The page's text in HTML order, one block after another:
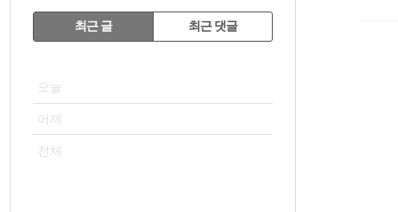
RECENTLY
최근 글 최근 댓글
오늘
어제
전체